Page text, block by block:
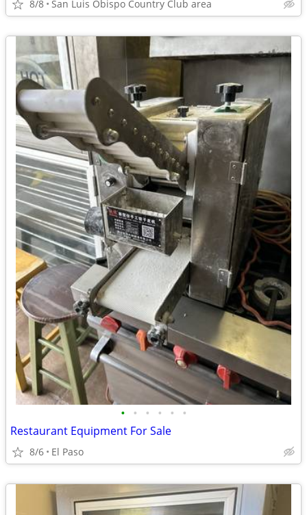
8/8 San Luis Obispo Country Club area
• • • • • •
Restaurant Equipment For Sale
8/6 El Paso